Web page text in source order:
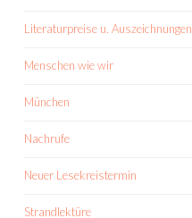
Literaturpreise u. Auszeichnungen
Menschen wie wir
München
Nachrufe
Neuer Lesekreistermin
Strandlektüre